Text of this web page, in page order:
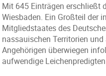
Mit 645 Einträgen erschließt
Wiesbaden. Ein Großteil der
Mitgliedstaates des
nassauischen Territorien
Angehörigen überwiegen
aufwendige